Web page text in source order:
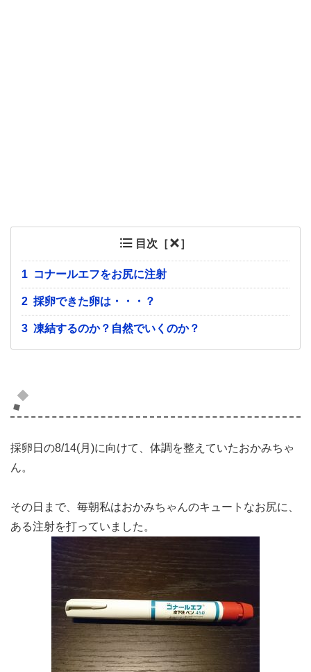
目次［ ］
1 コナールエフをお尻に注射
2 採卵できた卵は・・・？
3 凍結するのか？自然でいくのか？
採卵日の8/14(月)に向けて、体調を整えていたおかみちゃ
ん。
その日まで、毎朝私はおかみちゃんのキュートなお尻に、
ある注射を打っていました。